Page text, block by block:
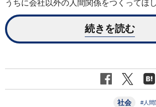
うちに会社以外の人間関係をつくってほ
続きを読む
社会 #人間